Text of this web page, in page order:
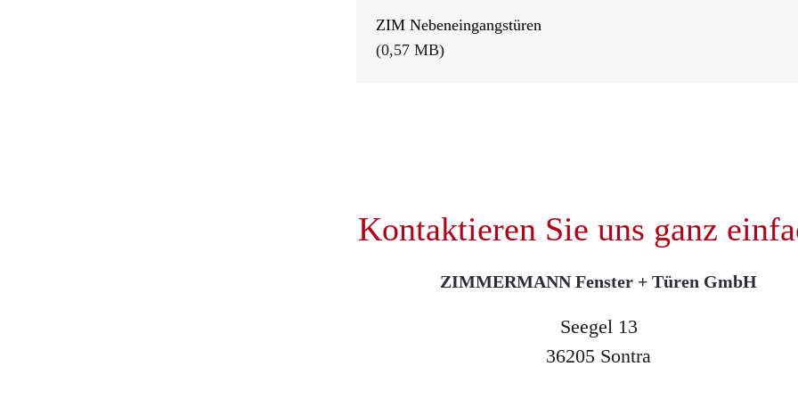
ZIM Nebeneingangstüren
(0,57 MB)
Kontaktieren Sie uns ganz
ZIMMERMANN Fenster + Türen GmbH
Seegel 13
36205 Sontra